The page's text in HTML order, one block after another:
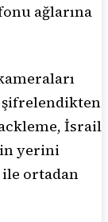
ağlarına
İsrail
yerini
ile ortadan